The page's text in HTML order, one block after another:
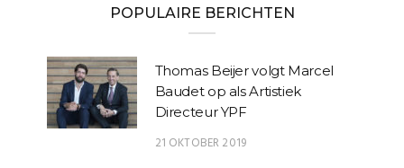
POPULAIRE BERICHTEN
Thomas Beijer volgt Marcel
Baudet op als Artistiek
Directeur YPF
21 OKTOBER 2019